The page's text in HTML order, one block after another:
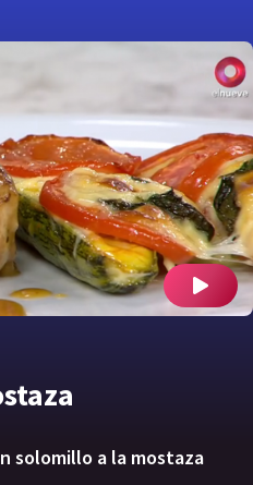
solomillo a la mostaza